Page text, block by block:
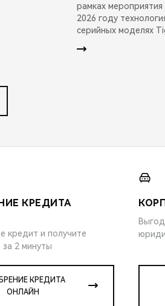
рамках
2026 году
серийных моделях
КРЕДИТА
кредит и получите
2 минуты
КРЕДИТА
ОНЛАЙН